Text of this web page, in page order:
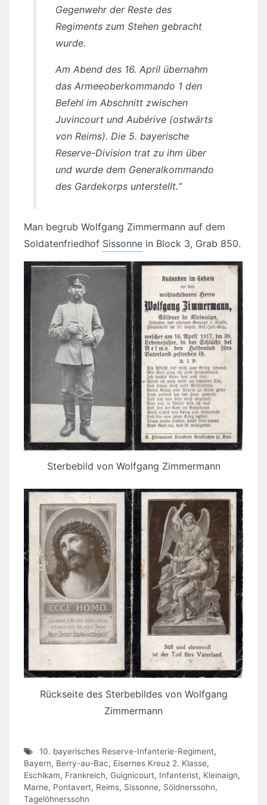
Gegenwehr der Reste des
Regiments zum Stehen gebracht
wurde.
Am Abend des 16. April übernahm
das Armeeoberkommando 1 den
Befehl im Abschnitt zwischen
Juvincourt und Aubérive (ostwärts
von Reims). Die 5. bayerische
Reserve-Division trat zu ihm über
und wurde dem Generalkommando
des Gardekorps unterstellt.“
Man begrub Wolfgang Zimmermann auf dem
Soldatenfriedhof Sissonne in Block 3, Grab 850.
Sterbebild von Wolfgang Zimmermann
Rückseite des Sterbebildes von Wolfgang
Zimmermann
10. bayerisches Reserve-Infanterie-Regiment,
Bayern, Berry-au-Bac, Eisernes Kreuz 2. Klasse,
Eschlkam, Frankreich, Guignicourt, Infanterist, Kleinaign,
Marne, Pontavert, Reims, Sissonne, Söldnerssohn,
Tagelöhnerssohn